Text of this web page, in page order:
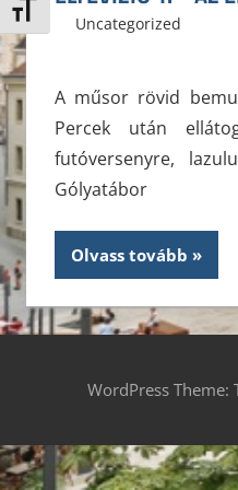
Betűméret váltása
2012. október 1.
ELTE ÁJK HÖK
Uncategorized
A műsor rövid
Percek után
futóversenyre,
Gólyatábor
Olvass tovább
WordPress Theme: